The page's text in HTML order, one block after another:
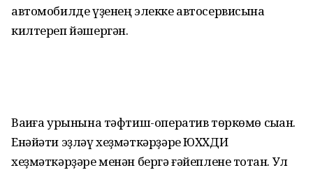
автомобилде үҙенең элекке автосервисына
килтереп йәшергән.
Ваҡиға урынына тәфтиш-оператив төркөмө сыҡҡан.
Енәйәти эҙләү хеҙмәткәрҙәре ЮХХДИ
хеҙмәткәрҙәре менән бергә ғәйеплене тотҡан. Ул